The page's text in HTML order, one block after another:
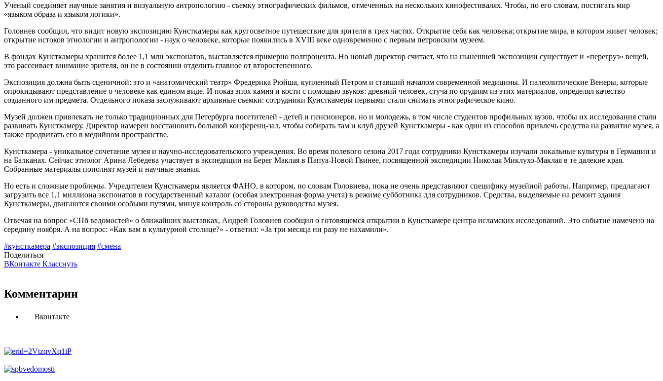
Ученый соединяет научные занятия и визуальную антропологию - съемку этнографических фильмов, отмеченных на нескольких кинофестивалях. Чтобы, по его словам, постигать мир
«языком образа и языком логики».
Головнев сообщил, что видит новую экспозицию Кунсткамеры как кругосветное путешествие для зрителя в трех частях. Открытие себя как человека; открытие мира, в котором живет человек;
открытие истоков этнологии и антропологии - наук о человеке, которые появились в XVIII веке одновременно с первым петровским музеем.
В фондах Кунсткамеры хранится более 1,1 млн экспонатов, выставляется примерно полпроцента. Но новый директор считает, что на нынешней экспозиции существует и «перегруз» вещей,
это рассеивает внимание зрителя, он не в состоянии отделить главное от второстепенного.
Экспозиция должна быть сценичной: это и «анатомический театр» Фредерика Рюйша, купленный Петром и ставший началом современной медицины. И палеолитические Венеры, которые
опрокидывают представление о человеке как едином виде. И показ эпох камня и кости с помощью звуков: древний человек, стуча по орудиям из этих материалов, определял качество
созданного им предмета. Отдельного показа заслуживают архивные съемки: сотрудники Кунсткамеры первыми стали снимать этнографическое кино.
Музей должен привлекать не только традиционных для Петербурга посетителей - детей и пенсионеров, но и молодежь, в том числе студентов профильных вузов, чтобы их исследования стали
развивать Кунсткамеру. Директор намерен восстановить большой конференц-зал, чтобы собирать там и клуб друзей Кунсткамеры - как один из способов привлечь средства на развитие музея, а
также продвигать его в медийном пространстве.
Кунсткамера - уникальное сочетание музея и научно-исследовательского учреждения. Во время полевого сезона 2017 года сотрудники Кунсткамеры изучали локальные культуры в Германии и
на Балканах. Сейчас этнолог Арина Лебедева участвует в экспедиции на Берег Маклая в Папуа-Новой Гвинее, посвященной экспедиции Николая Миклухо-Маклая в те далекие края.
Собранные материалы пополнят музей и научные знания.
Но есть и сложные проблемы. Учредителем Кунсткамеры является ФАНО, в котором, по словам Головнева, пока не очень представляют специфику музейной работы. Например, предлагают
загрузить все 1,1 миллиона экспонатов в государственный каталог (особая электронная форма учета) в режиме субботника для сотрудников. Средства, выделяемые на ремонт здания
Кунсткамеры, двигаются своими особыми путями, минуя контроль со стороны руководства музея.
Отвечая на вопрос «СПб ведомостей» о ближайших выставках, Андрей Головнев сообщил о готовящемся открытии в Кунсткамере центра исламских исследований. Это событие намечено на
середину ноября. А на вопрос: «Как вам в культурной столице?» - ответил: «За три месяца ни разу не нахамили».
#кунсткамера #экспозиция #смена
Поделиться
ВКонтакте Класснуть
Комментарии
Вконтакте